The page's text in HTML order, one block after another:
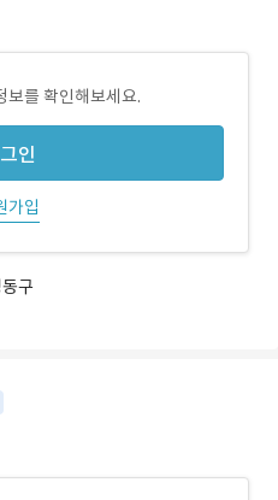
보를 확인해보세요.
인
가입
구